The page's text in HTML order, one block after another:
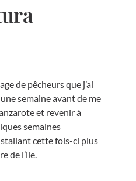
de pêcheurs que j’ai
semaine avant de me
et revenir à
semaines
cette fois-ci plus
de l’ile.